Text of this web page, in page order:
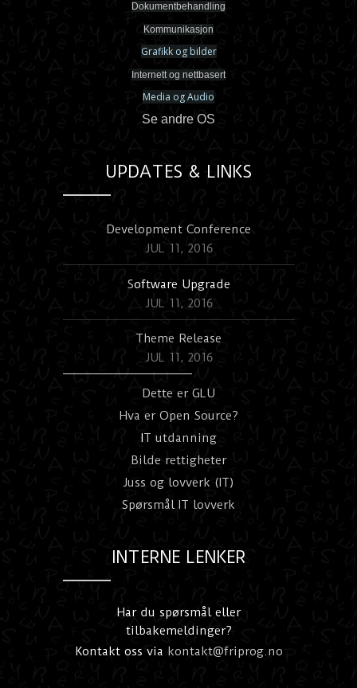
Dokumentbehandling
Kommunikasjon
Grafikk og bilder
Internett og nettbasert
Media og Audio
Se andre OS
UPDATES & LINKS
Development Conference
JUL 11, 2016
Software Upgrade
JUL 11, 2016
Theme Release
JUL 11, 2016
Dette er GLU
Hva er Open Source?
T utdanning
Bilde rettigheter
Juss og lovverk (IT)
Spørsmål IT lovverk
INTERNE LENKER
Har du spørsmål eller
tilbakemeldinger?
Kontakt oss via kontakt@friprog.no